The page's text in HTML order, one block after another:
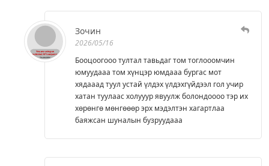
Зочин
2026/05/16
Бооцоогооо тултал тавьдаг том тоглооомчин
юмуудааа том хүнцэр юмдааа бургас мот
хядааад туул устай үлдэх үлдэхгүйдээл гол учир
хатан туулаас холууур явуулж болондоооо тэр их
хөрөнгө мөнгөөөр эрх мэдэлтэн хагартлаа
баяжсан шуналын бузруудааа